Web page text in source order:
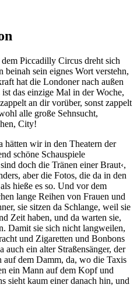
Piccadilly Circus dreht sich
beinah sein eignes Wort verstehn,
hat die Londoner nach außen
das einzige Mal in der Woche,
an dir vorüber, sonst zappelt
alle große Sehnsucht,
City!
hätten wir in den Theatern der
schöne Schauspiele
doch die Tränen einer Braut‹,
aber die Fotos, die da in den
hieße es so. Und vor dem
lange Reihen von Frauen und
sie sitzen da Schlange, weil sie
Zeit haben, und da warten sie,
Damit sie sich nicht langweilen,
und Zigaretten und Bonbons
auch ein alter Straßensänger, der
auf dem Damm, da, wo die Taxis
ein Mann auf dem Kopf und
sieht kaum einer danach hin, und